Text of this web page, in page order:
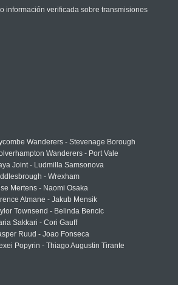
información verificada sobre transmisiones
Wanderers - Stevenage Borough
Wanderers - Port Vale
Joint - Ludmilla Samsonova
- Wrexham
Mertens - Naomi Osaka
Atmane - Jakub Mensik
Townsend - Belinda Bencic
Sakkari - Cori Gauff
Ruud - Joao Fonseca
Popyrin - Thiago Augustin Tirante